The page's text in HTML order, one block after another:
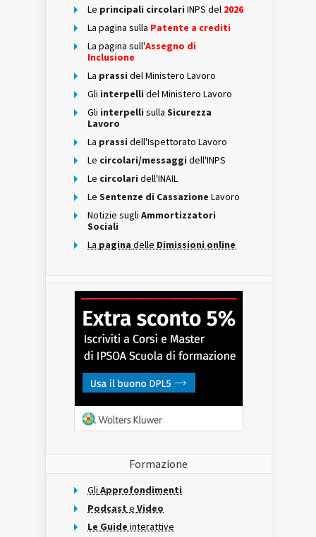
Le principali circolari INPS del 2026
La pagina sulla Patente a crediti
La pagina sull'Assegno di
Inclusione
La prassi del Ministero Lavoro
Gli interpelli del Ministero Lavoro
Gli interpelli sulla Sicurezza
Lavoro
La prassi dell'Ispettorato Lavoro
Le circolari/messaggi dell'INPS
Le circolari dell'INAIL
Le Sentenze di Cassazione Lavoro
Notizie sugli Ammortizzatori
Sociali
La pagina delle Dimissioni online
Formazione
Gli Approfondimenti
Podcast e Video
Le Guide interattive